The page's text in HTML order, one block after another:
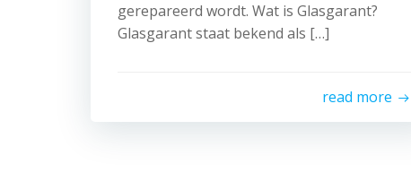
gerepareerd wordt. Wat is Glasgarant?
Glasgarant staat bekend als […]
read more